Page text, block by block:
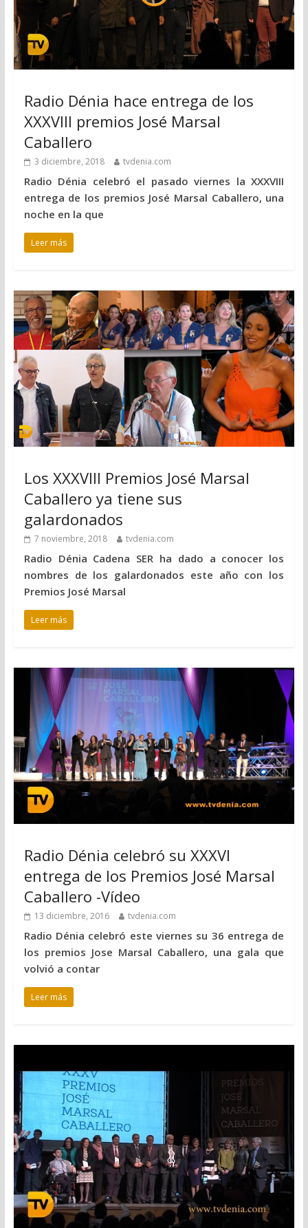
Radio Dénia hace entrega de los
XXXVIII premios José Marsal
Caballero
3 diciembre, 2018 tvdenia.com
Radio Dénia celebró el pasado viernes la XXXVIII
entrega de los premios José Marsal Caballero, una
noche en la que
Leer más
Los XXXVIII Premios José Marsal
Caballero ya tiene sus
galardonados
7 noviembre, 2018 tvdenia.com
Radio Dénia Cadena SER ha dado a conocer los
nombres de los galardonados este año con los
Premios José Marsal
Leer más
Radio Dénia celebró su XXXVI
entrega de los Premios José Marsal
Caballero -Vídeo
13 diciembre, 2016 tvdenia.com
Radio Dénia celebró este viernes su 36 entrega de
los premios Jose Marsal Caballero, una gala que
volvió a contar
Leer más